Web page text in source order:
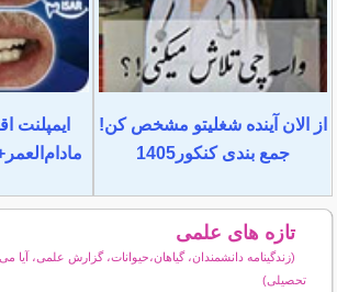
از الان آینده شغلیتو مشخص کن!
جمع بندی کنکور1405
ایمپلنت
مادام‌العمر+ 25% تخفیف
تازه های علمی
(زندگینامه دانشمندان، گیاهان،حیوانات، گزارش علمی، آیا
تحصیلی)